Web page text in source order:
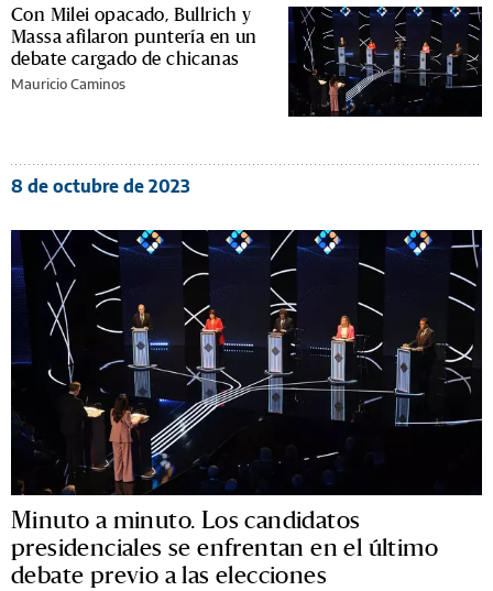
Con Milei opacado, Bullrich y
Massa afilaron puntería en un
debate cargado de chicanas
Mauricio Caminos
8 de octubre de 2023
Minuto a minuto. Los candidatos
presidenciales se enfrentan en el último
debate previo a las elecciones